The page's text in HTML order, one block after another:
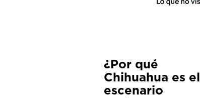
¿Por qué
Chihuahua es el
escenario